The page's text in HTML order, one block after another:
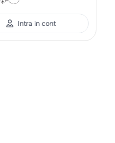
Intra in cont